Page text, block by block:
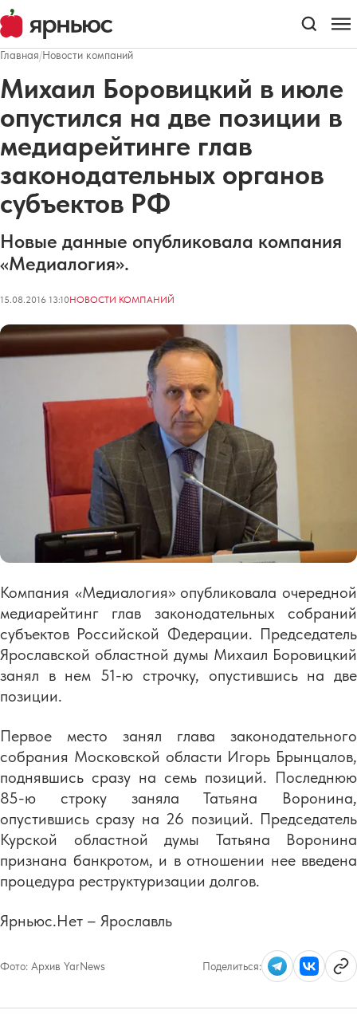
Главная/Новости компаний
Михаил Боровицкий в июле
опустился на две позиции в
медиарейтинге глав
законодательных органов
субъектов РФ
Новые данные опубликовала компания
«Медиалогия».
15.08.2016 13:10НОВОСТИ КОМПАНИЙ
Компания «Медиалогия» опубликовала очередной
медиарейтинг глав законодательных собраний
субъектов Российской Федерации. Председатель
Ярославской областной думы Михаил Боровицкий
занял в нем 51-ю строчку, опустившись на две
позиции.
Первое место занял глава законодательного
собрания Московской области Игорь Брынцалов,
поднявшись сразу на семь позиций. Последнюю
85-ю строку заняла Татьяна Воронина,
опустившись сразу на 26 позиций. Председатель
Курской областной думы Татьяна Воронина
признана банкротом, и в отношении нее введена
процедура реструктуризации долгов.
Ярньюс.Нет – Ярославль
Фото: Архив YarNews Поделиться: